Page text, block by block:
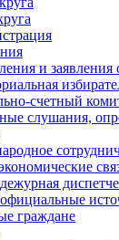
и
счетный
слушания,
граждане